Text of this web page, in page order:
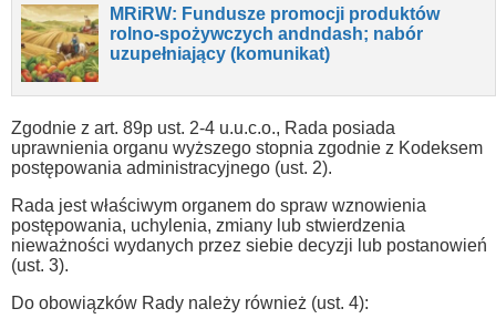
MRiRW: Fundusze promocji produktów
rolno-spożywczych andndash; nabór
uzupełniający (komunikat)
Zgodnie z art. 89p ust. 2-4 u.u.c.o., Rada posiada
uprawnienia organu wyższego stopnia zgodnie z Kodeksem
postępowania administracyjnego (ust. 2).
Rada jest właściwym organem do spraw wznowienia
postępowania, uchylenia, zmiany lub stwierdzenia
nieważności wydanych przez siebie decyzji lub postanowień
(ust. 3).
Do obowiązków Rady należy również (ust. 4):